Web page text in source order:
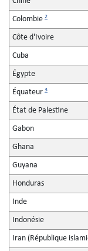
Colombie 2
Côte d'Ivoire
Cuba
Égypte
Équateur 3
État de Palestine
Gabon
Ghana
Guyana
Honduras
Inde
Indonésie
Iran (République